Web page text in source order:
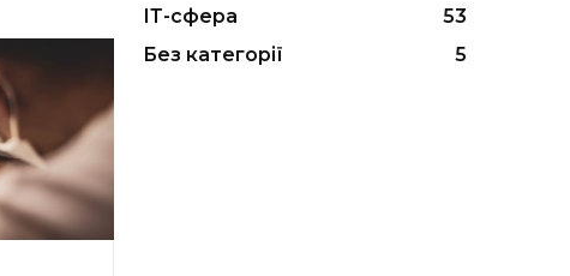
ІТ-сфера
53
Без категорії
5